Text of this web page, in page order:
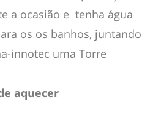
a ocasião e tenha água
os os banhos, juntando
innotec uma Torre
aquecer